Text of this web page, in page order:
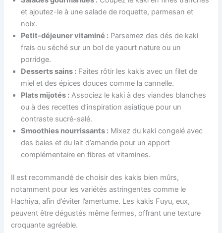
et ajoutez-le à une salade de roquette, parmesan et
noix.
Petit-déjeuner vitaminé : Parsemez des dés de kaki
frais ou séché sur un bol de yaourt nature ou un
porridge.
Desserts sains : Faites rôtir les kakis avec un filet de
miel et des épices douces comme la cannelle.
Plats mijotés : Associez le kaki à des viandes blanches
ou à des recettes d’inspiration asiatique pour un
contraste sucré-salé.
Smoothies nourrissants : Mixez du kaki congelé avec
des baies et du lait d’amande pour un apport
complémentaire en fibres et vitamines.
Il est recommandé de choisir des kakis bien mûrs,
notamment pour les variétés astringentes comme le
Hachiya, afin d’éviter l’amertume. Les kakis Fuyu, eux,
peuvent être dégustés même fermes, offrant une texture
croquante agréable.